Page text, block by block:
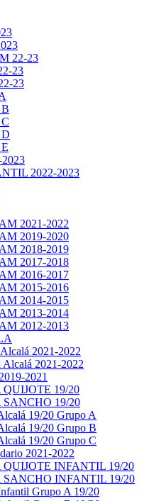
22-23
23
23
2022-2023
2021-2022
2019-2020
2018-2019
2017-2018
2016-2017
2015-2016
2014-2015
2013-2014
2012-2013
2021-2022
2021-2022
2021
19/20
19/20
19/20 Grupo A
19/20 Grupo B
19/20 Grupo C
2021-2022
INFANTIL 19/20
SANCHO INFANTIL 19/20
Grupo A 19/20